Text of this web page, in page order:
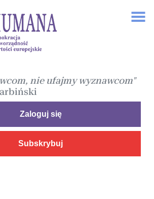
nie ufajmy wyznawcom"
Zaloguj się
Subskrybuj